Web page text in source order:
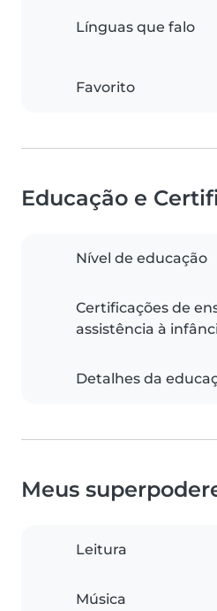
Línguas que falo
Favorito
Educação e
Nível de educação
Certificações de
assistência à
Detalhes da
Meus
Leitura
Música